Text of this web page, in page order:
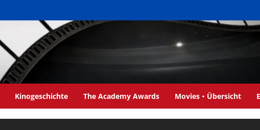
Kinogeschichte The Academy Awards Movies・Übersicht